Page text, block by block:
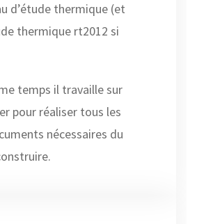
d’étude thermique (et
thermique rt2012 si
temps il travaille sur
pour réaliser tous les
nécessaires du